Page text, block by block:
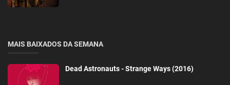
MAIS BAIXADOS DA SEMANA
Dead Astronauts - Strange Ways (2016)